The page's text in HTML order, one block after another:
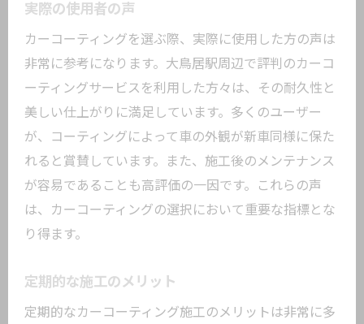
実際の使用者の声
カーコーティングを選ぶ際、実際に使用した方の声は
非常に参考になります。大鳥居駅周辺で評判のカーコ
ーティングサービスを利用した方々は、その耐久性と
美しい仕上がりに満足しています。多くのユーザー
が、コーティングによって車の外観が新車同様に保た
れると賞賛しています。また、施工後のメンテナンス
が容易であることも高評価の一因です。これらの声
は、カーコーティングの選択において重要な指標とな
り得ます。
定期的な施工のメリット
定期的なカーコーティング施工のメリットは非常に多